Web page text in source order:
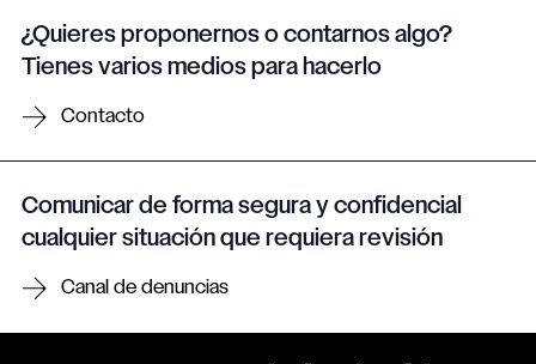
¿Quieres proponernos o contarnos algo?
Tienes varios medios para hacerlo
Contacto
Comunicar de forma segura y confidencial
cualquier situación que requiera revisión
Canal de denuncias